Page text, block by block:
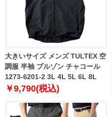
大きいサイズ メンズ TULTEX 空
調服 半袖 ブルゾン チャコール
1273-6201-2 3L 4L 5L 6L 8L
￥9,790(税込)